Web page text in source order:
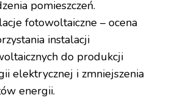
pomieszczeń.
fotowoltaiczne – ocena
instalacji
do produkcji
elektrycznej i zmniejszenia
energii.